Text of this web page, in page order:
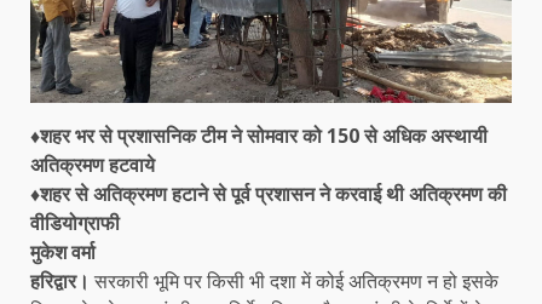
♦शहर भर से प्रशासनिक टीम ने सोमवार को 150 से अधिक अस्थायी
अतिक्रमण हटवाये
♦शहर से अतिक्रमण हटाने से पूर्व प्रशासन ने करवाई थी अतिक्रमण की
वीडियोग्राफी
मुकेश वर्मा
हरिद्वार। सरकारी भूमि पर किसी भी दशा में कोई अतिक्रमण न हो इसके